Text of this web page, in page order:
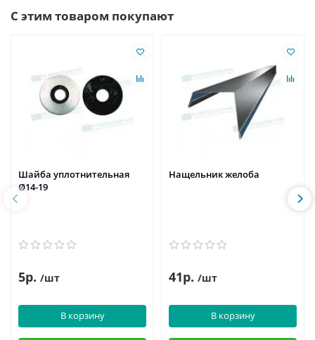
С этим товаром покупают
Шайба уплотнительная
Ø14-19
5р. /шт
В корзину
Нащельник желоба
41р. /шт
В корзину